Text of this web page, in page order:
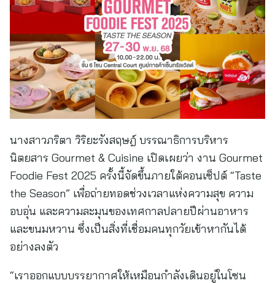
นางสาวภริตา วิริยะรังสฤษฎ์ บรรณาธิการบริหาร
นิตยสาร Gourmet & Cuisine เปิดเผยว่า งาน Gourmet
Foodie Fest 2025 ครั้งนี้จัดขึ้นภายใต้คอนเซ็ปต์ “Taste
the Season” เพื่อถ่ายทอดช่วงเวลาแห่งความสุข ความ
อบอุ่น และความละมุนของเทศกาลปลายปีผ่านอาหาร
และขนมหวาน ซึ่งเป็นสิ่งที่เชื่อมคนทุกวัยเข้าหากันได้
อย่างลงตัว
“เราออกแบบบรรยากาศให้เหมือนกำลังเดินอยู่ในโซน